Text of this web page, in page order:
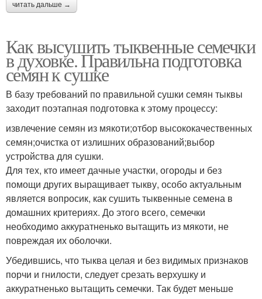
читать дальше →
Как высушить тыквенные семечки
в духовке. Правильна подготовка
семян к сушке
В базу требований по правильной сушки семян тыквы
заходит поэтапная подготовка к этому процессу:
извлечение семян из мякоти;отбор высококачественных
семян;очистка от излишних образований;выбор
устройства для сушки.
Для тех, кто имеет дачные участки, огороды и без
помощи других выращивает тыкву, особо актуальным
является вопросик, как сушить тыквенные семена в
домашних критериях. До этого всего, семечки
необходимо аккуратненько вытащить из мякоти, не
повреждая их оболочки.
Убедившись, что тыква целая и без видимых признаков
порчи и гнилости, следует срезать верхушку и
аккуратненько вытащить семечки. Так будет меньше